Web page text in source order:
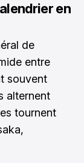
en
de
entre
souvent
alternent
tournent